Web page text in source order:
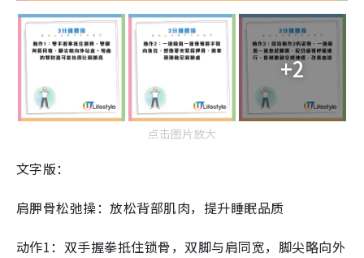
+2
点击图片放大
文字版：
肩胛骨松弛操：放松背部肌肉，提升睡眠品质
动作1：双手握拳抵住锁骨，双脚与肩同宽，脚尖略向外